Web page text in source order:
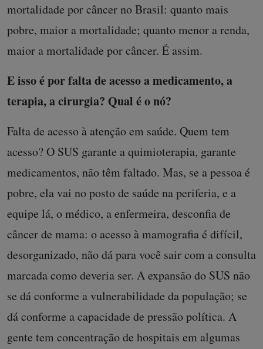
mortalidade por câncer no Brasil: quanto mais
pobre, maior a mortalidade; quanto menor a renda,
maior a mortalidade por câncer. É assim.
E isso é por falta de acesso a medicamento, a
terapia, a cirurgia? Qual é o nó?
Falta de acesso à atenção em saúde. Quem tem
acesso? O SUS garante a quimioterapia, garante
medicamentos, não têm faltado. Mas, se a pessoa é
pobre, ela vai no posto de saúde na periferia, e a
equipe lá, o médico, a enfermeira, desconfia de
câncer de mama: o acesso à mamografia é difícil,
desorganizado, não dá para você sair com a consulta
marcada como deveria ser. A expansão do SUS não
se dá conforme a vulnerabilidade da população; se
dá conforme a capacidade de pressão política. A
gente tem concentração de hospitais em algumas